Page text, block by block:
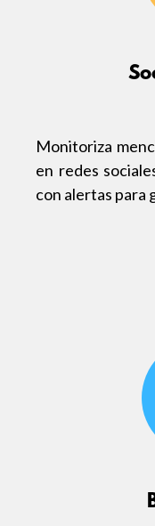
Monitoriza
en redes
con alertas para